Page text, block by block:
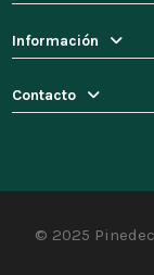
Información
Contacto
© 2025